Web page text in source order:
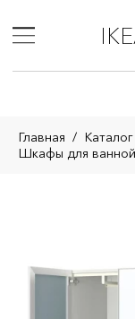
Главная / Каталог
Шкафы для ванной